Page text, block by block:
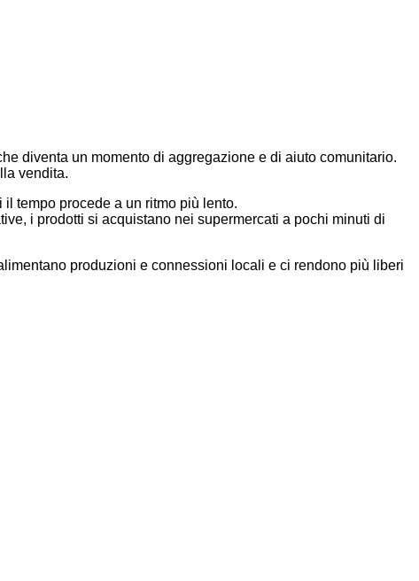
diventa un momento di aggregazione e di aiuto comunitario.
vendita.
tempo procede a un ritmo più lento.
i prodotti si acquistano nei supermercati a pochi minuti di
produzioni e connessioni locali e ci rendono più liberi